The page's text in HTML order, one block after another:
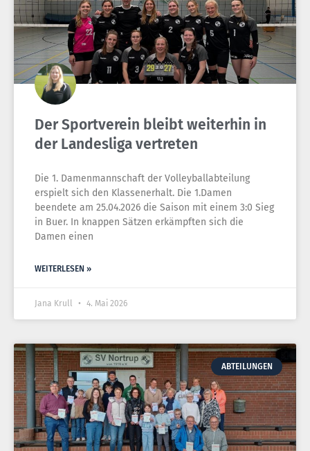
Der Sportverein bleibt weiterhin in
der Landesliga vertreten
Die 1. Damenmannschaft der Volleyballabteilung
erspielt sich den Klassenerhalt. Die 1.Damen
beendete am 25.04.2026 die Saison mit einem 3:0 Sieg
in Buer. In knappen Sätzen erkämpften sich die
Damen einen
WEITERLESEN »
Jana Krull 4. Mai 2026
ABTEILUNGEN